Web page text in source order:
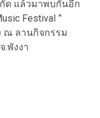
ด แล้วมาพบกันอีก
Festival ”
ณ ลานกิจกรรม
.พังงา